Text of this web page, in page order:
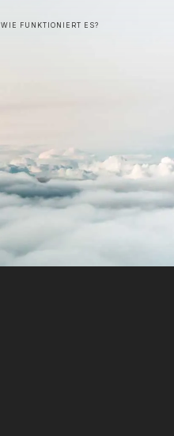
WIE FUNKTIONIERT ES?